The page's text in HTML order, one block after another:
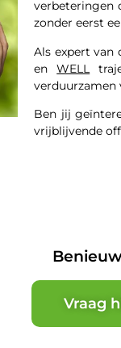
verbeteringen
zonder eerst
Als expert van
enWELL
verduurzamen
Ben jij
vrijblijvende
Vraag